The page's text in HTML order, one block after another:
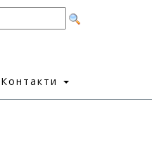
Контакти